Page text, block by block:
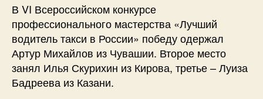
В VI Всероссийском конкурсе
профессионального мастерства «Лучший
водитель такси в России» победу одержал
Артур Михайлов из Чувашии. Второе место
занял Илья Скурихин из Кирова, третье – Луиза
Бадреева из Казани.